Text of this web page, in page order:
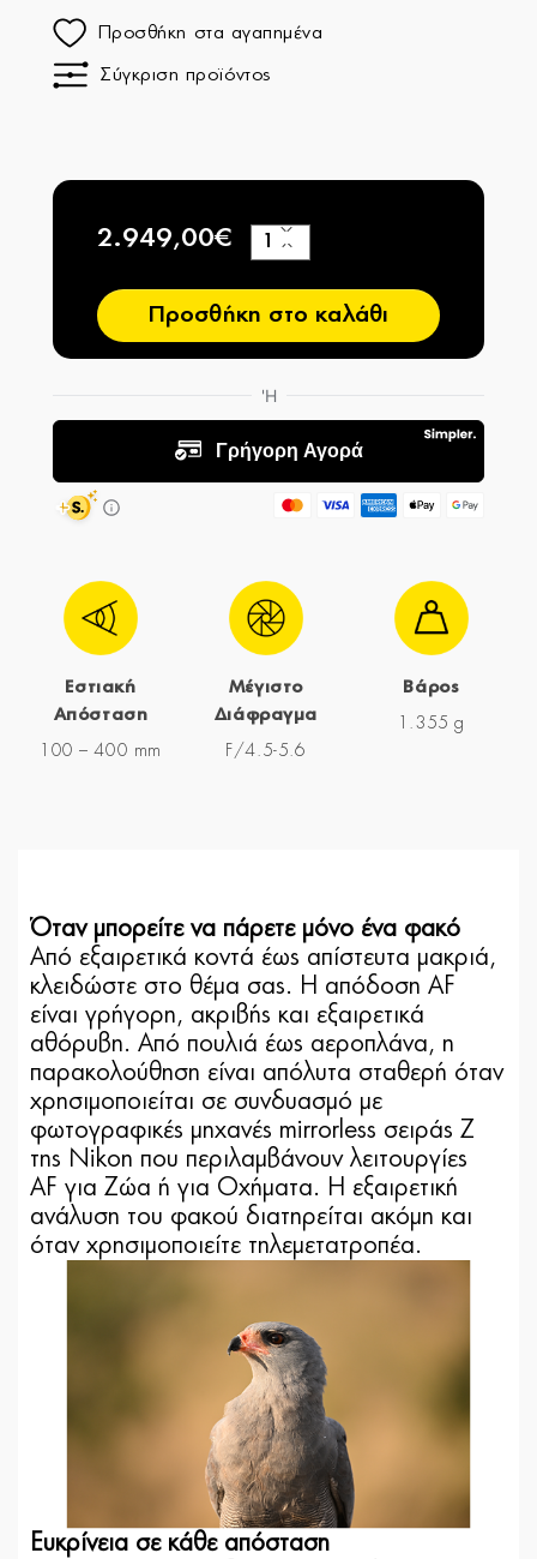
Προσθήκη στα αγαπημένα
Σύγκριση προϊόντος
2.949,00€
−
+
Προσθήκη στο καλάθι
Εστιακή
Απόσταση
100 – 400 mm
Μέγιστο
Διάφραγμα
F/4.5-5.6
Βάρος
1.355 g
Όταν μπορείτε να πάρετε μόνο ένα φακό
Από εξαιρετικά κοντά έως απίστευτα μακριά,
κλειδώστε στο θέμα σας. Η απόδοση AF
είναι γρήγορη, ακριβής και εξαιρετικά
αθόρυβη. Από πουλιά έως αεροπλάνα, η
παρακολούθηση είναι απόλυτα σταθερή όταν
χρησιμοποιείται σε συνδυασμό με
φωτογραφικές μηχανές mirrorless σειράς Z
της Nikon που περιλαμβάνουν λειτουργίες
AF για Ζώα ή για Οχήματα. Η εξαιρετική
ανάλυση του φακού διατηρείται ακόμη και
όταν χρησιμοποιείτε τηλεμετατροπέα.
Ευκρίνεια σε κάθε απόσταση